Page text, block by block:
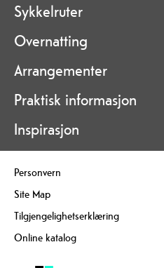
Sykkelruter
Overnatting
Arrangementer
Praktisk informasjon
Inspirasjon
Personvern
Site Map
Tilgjengelighetserklæring
Online katalog